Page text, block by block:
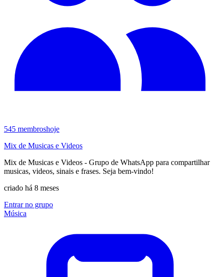
545 membroshoje
Mix de Musicas e Videos
Mix de Musicas e Videos - Grupo de WhatsApp para compartilhar
musicas, videos, sinais e frases. Seja bem-vindo!
criado há 8 meses
Entrar no grupo
Música